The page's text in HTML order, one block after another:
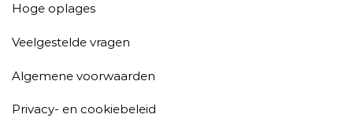
Hoge oplages
Veelgestelde vragen
Algemene voorwaarden
Privacy- en cookiebeleid